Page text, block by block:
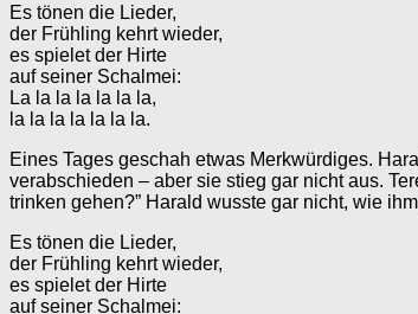
Es tönen die Lieder,
der Frühling kehrt wieder,
es spielet der Hirte
auf seiner Schalmei:
La la la la la la la,
la la la la la la la.
Eines Tages geschah etwas Merkwürdiges.
verabschieden – aber sie stieg gar nicht aus.
trinken gehen?” Harald wusste gar nicht, wie
Es tönen die Lieder,
der Frühling kehrt wieder,
es spielet der Hirte
auf seiner Schalmei: